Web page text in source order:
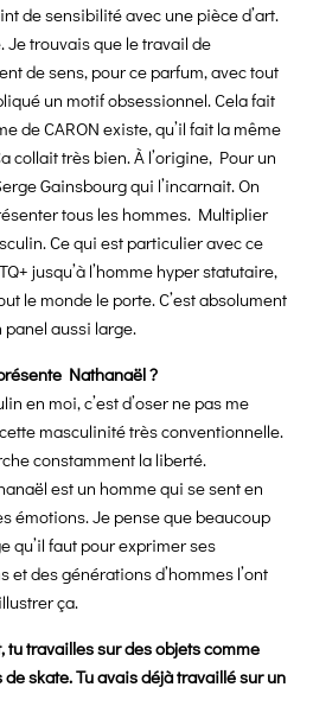
de sensibilité avec une pièce d’art.
Je trouvais que le travail de
de sens, pour ce parfum, avec tout
un motif obsessionnel. Cela fait
de CARON existe, qu’il fait la même
collait très bien. À l’origine, Pour un
Gainsbourg qui l’incarnait. On
tous les hommes. Multiplier
Ce qui est particulier avec ce
jusqu’à l’homme hyper statutaire,
le monde le porte. C’est absolument
panel aussi large.
Nathanaël ?
en moi, c’est d’oser ne pas me
masculinité très conventionnelle.
constamment la liberté.
est un homme qui se sent en
émotions. Je pense que beaucoup
qu’il faut pour exprimer ses
des générations d’hommes l’ont
ça.
tu travailles sur des objets comme
skate. Tu avais déjà travaillé sur un